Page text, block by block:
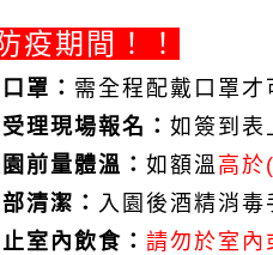
疫期間 ！！
罩： 需全程配戴口罩
理現場報名： 如簽到表
前量體溫： 如額溫 高於
清潔： 入園後酒精消毒
室內飲食： 請勿於室內